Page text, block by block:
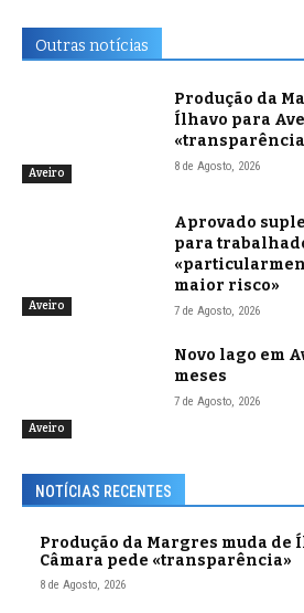
Outras notícias
Aveiro
Produção da
Ílhavo para
8 de Agosto, 2026
Aveiro
Aprovado
para
maior risco»
7 de Agosto, 2026
Aveiro
Novo lago em
meses
7 de Agosto, 2026
NOTÍCIAS RECENTES
Produção da Margres muda de
Câmara pede «transparência»
8 de Agosto, 2026